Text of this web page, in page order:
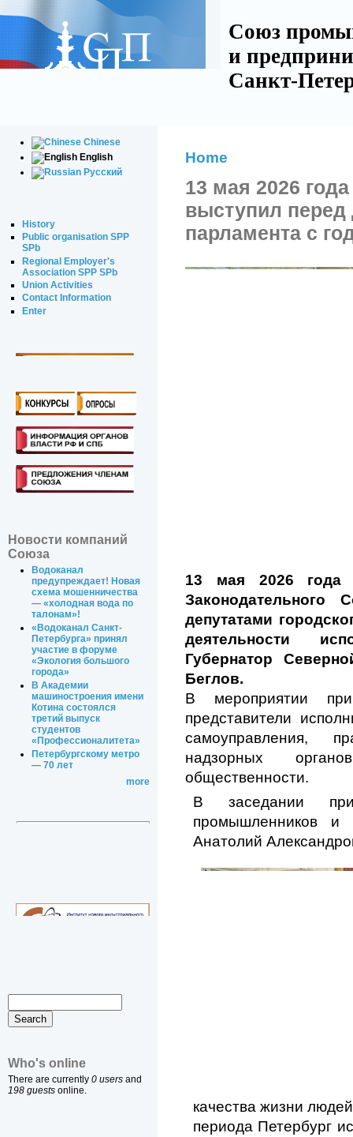
Союз
и
Санкт-
Chinese
English
Русский
History
Public organisation SPP
SPb
Regional Employer's
Association SPP SPb
Union Activities
Contact Information
Enter
Новости компаний
Союза
Водоканал
предупреждает! Новая
схема мошенничества
— «холодная вода по
талонам»!
«Водоканал Санкт-
Петербурга» принял
участие в форуме
«Экология большого
города»
В Академии
машиностроения имени
Котина состоялся
третий выпуск
студентов
«Профессионалитета»
Петербургскому метро
— 70 лет
more
Who's online
There are currently 0 users and
198 guests online.
Home
13 мая 2026
выступил перед
парламента с
13 мая 2026 года
Законодательного
депутатами
деятельности
Губернатор
Беглов.
В мероприятии
представители
самоуправления,
надзорных
общественности.
В заседании
промышленников и
Анатолий
качества жизни
периода Петербург